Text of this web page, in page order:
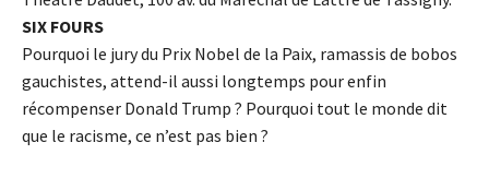
SIX FOURS
Pourquoi le jury du Prix Nobel de la Paix, ramassis de bobos
gauchistes, attend-il aussi longtemps pour enfin
récompenser Donald Trump ? Pourquoi tout le monde dit
que le racisme, ce n’est pas bien ?